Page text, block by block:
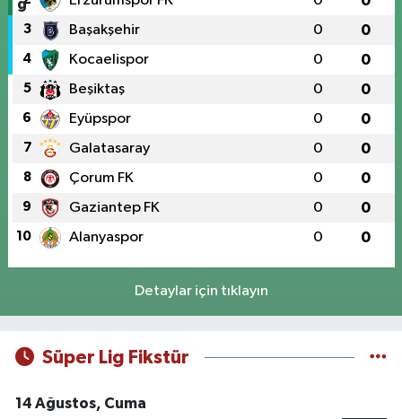
3 Başakşehir 0 0
4 Kocaelispor 0 0
5 Beşiktaş 0 0
6 Eyüpspor 0 0
7 Galatasaray 0 0
8 Çorum FK 0 0
9 Gaziantep FK 0 0
10 Alanyaspor 0 0
Detaylar için tıklayın
Süper Lig Fikstür
14 Ağustos, Cuma